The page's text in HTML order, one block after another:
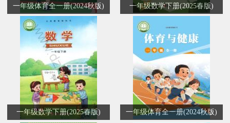
一年级体育全一册(2024秋版) 一年级数学下册(2025春版)
一年级数学下册(2025春版) 一年级体育全一册(2024秋版)